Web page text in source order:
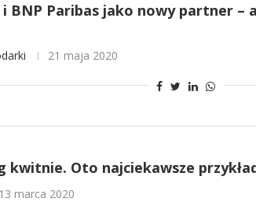
BNP Paribas jako nowy partner –
21 maja 2020
Oto najciekawsze
13 marca 2020